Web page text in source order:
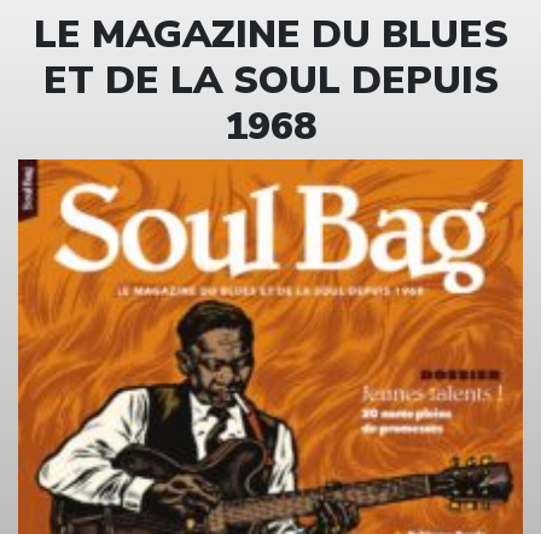
LE MAGAZINE DU BLUES
ET DE LA SOUL DEPUIS
1968